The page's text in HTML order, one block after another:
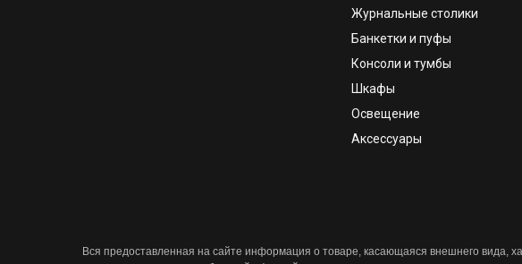
Шкафы
Освещение
Журнальные столики
Банкетки и пуфы
Аксессуары
Консоли и тумбы
Вся предоставленная на сайте информация о товаре, касающаяся внешнего вида,